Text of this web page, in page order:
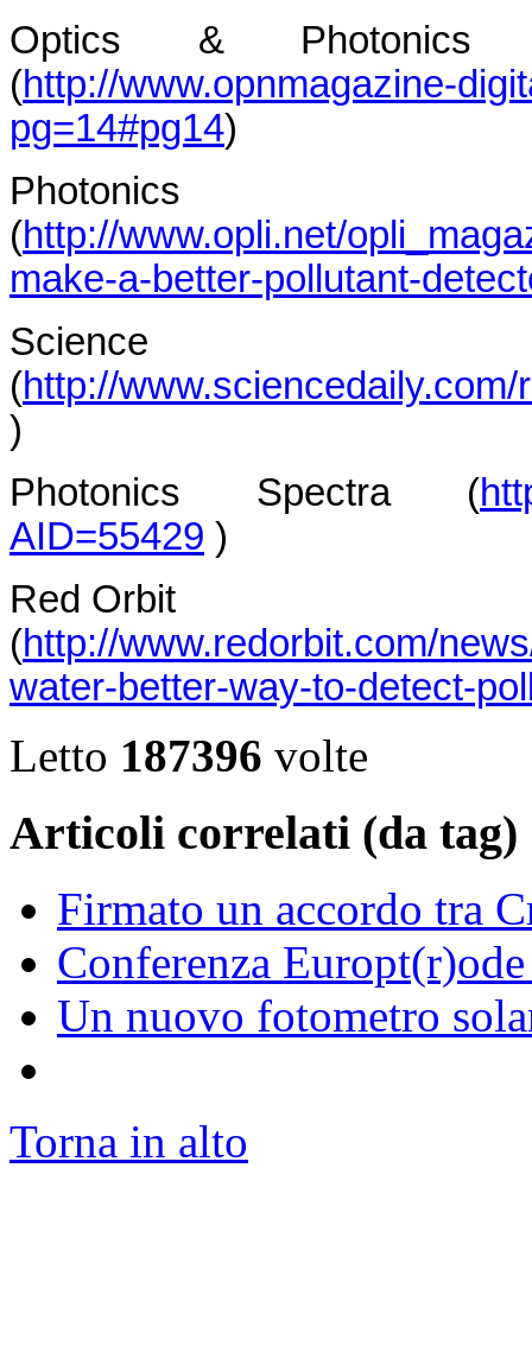
Optics &
(http://www.opnmagazine-
pg=14#pg14)
Photonics
(http://www.opli.net/
make-a-better-pollutant-
(http://
)
Photonics Spectra (
AID=55429 )
Red Orbit
(http://www.redorbit.com/
water-better-way-to-detect-
Letto 187396 volte
Articoli correlati (da tag)
Firmato un accordo tra
Conferenza
Un nuovo fotometro
Torna in alto